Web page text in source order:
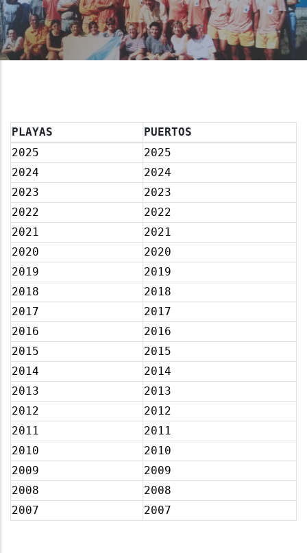
PLAYAS
PUERTOS
2025
2025
2024
2024
2023
2023
2022
2022
2021
2021
2020
2020
2019
2019
2018
2018
2017
2017
2016
2016
2015
2015
2014
2014
2013
2013
2012
2012
2011
2011
2010
2010
2009
2009
2008
2008
2007
2007